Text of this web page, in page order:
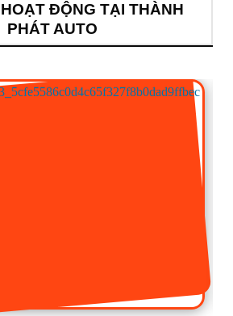
ĐỘNG TẠI THÀNH
PHÁT AUTO